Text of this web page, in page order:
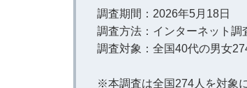
調査期間：2026年5月18日
調査方法：インターネット調
調査対象：全国40代の男女
※本調査は全国274人を対象